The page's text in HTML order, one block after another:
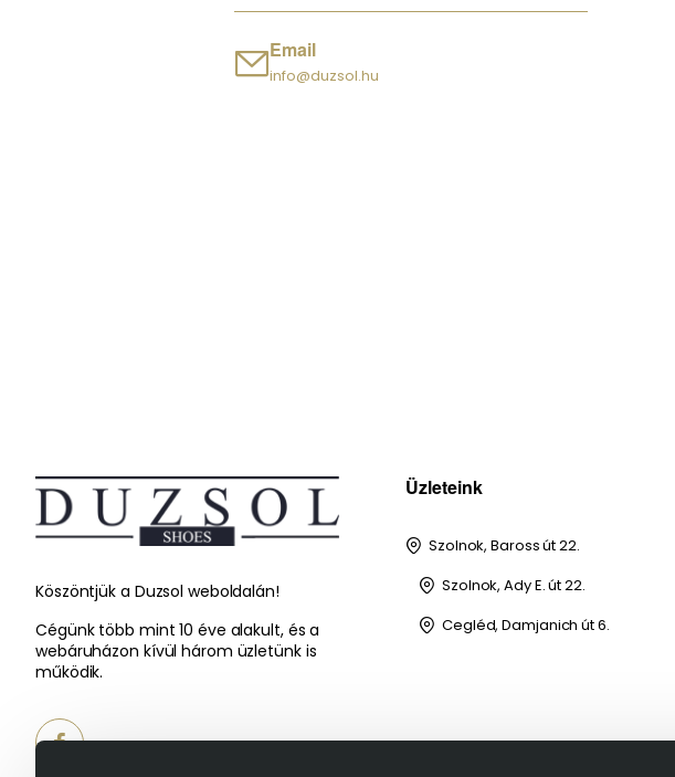
Email
info@duzsol.hu
Köszöntjük a Duzsol weboldalán!
Cégünk több mint 10 éve alakult, és a
webáruházon kívül három üzletünk is
működik.
Üzleteink
Szolnok, Baross út 22.
Szolnok, Ady E. út 22.
Cegléd, Damjanich út 6.